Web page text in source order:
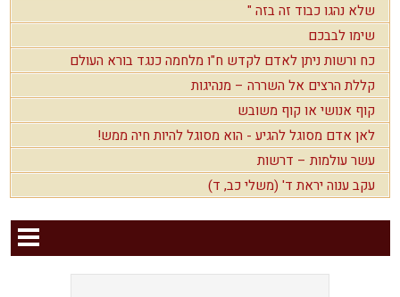
שלא נהגו כבוד זה בזה "
שימו לבבכם
כח ורשות ניתן לאדם לקדש ח"ו מלחמה כנגד בורא העולם
קללת הרצים אל השררה – מנהיגות
קוף אנושי או קוף משובש
לאן אדם מסוגל להגיע - הוא מסוגל להיות חיה ממש!
עשר עולמות – דרשות
עקב ענוה יראת ד' (משלי כב, ד)